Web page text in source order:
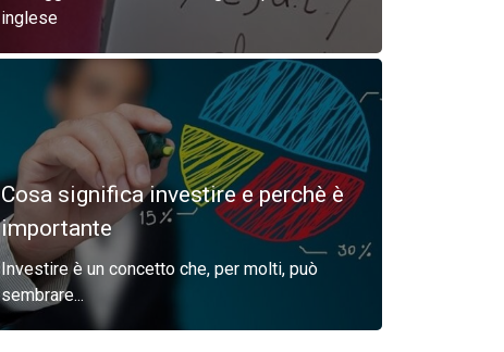
inglese
Cosa significa investire e perchè è
importante
Investire è un concetto che, per molti, può
sembrare...